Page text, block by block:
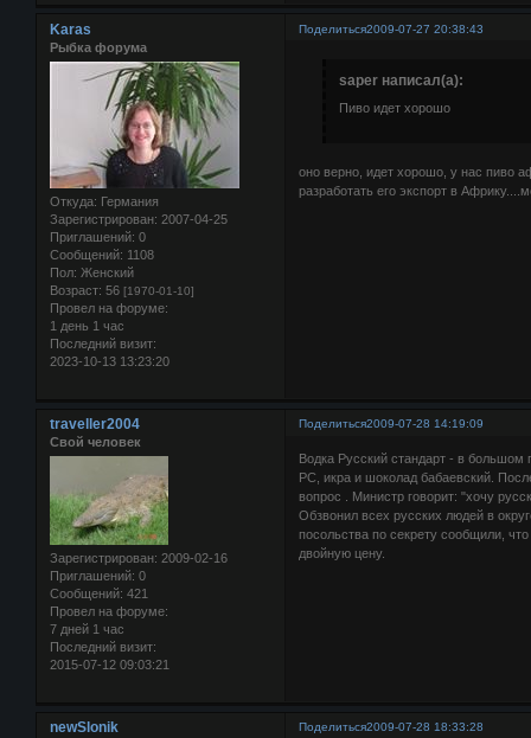
Поделиться2009-07-27 20:38:43
Karas
Рыбка форума
Откуда: Германия
Зарегистрирован: 2007-04-25
Приглашений: 0
Сообщений: 1108
Пол: Женский
Возраст: 56 [1970-01-10]
Провел на форуме:
1 день 1 час
Последний визит:
2023-10-13 13:23:20
saper написал(а):
Пиво идет хорошо
оно верно, идет хорошо, у нас пиво
разработать его экспорт в
Поделиться2009-07-28 14:19:09
traveller2004
Свой человек
Зарегистрирован: 2009-02-16
Приглашений: 0
Сообщений: 421
Провел на форуме:
7 дней 1 час
Последний визит:
2015-07-12 09:03:21
Водка Русский стандарт - в
РС, икра и шоколад бабаевский.
вопрос . Министр говорит: "хочу
Обзвонил всех русских людей в
посольства по секрету сообщили,
двойную цену.
Поделиться2009-07-28 18:33:28
newSlonik